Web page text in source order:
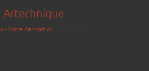
Artechnique
- Votre décoration ..................